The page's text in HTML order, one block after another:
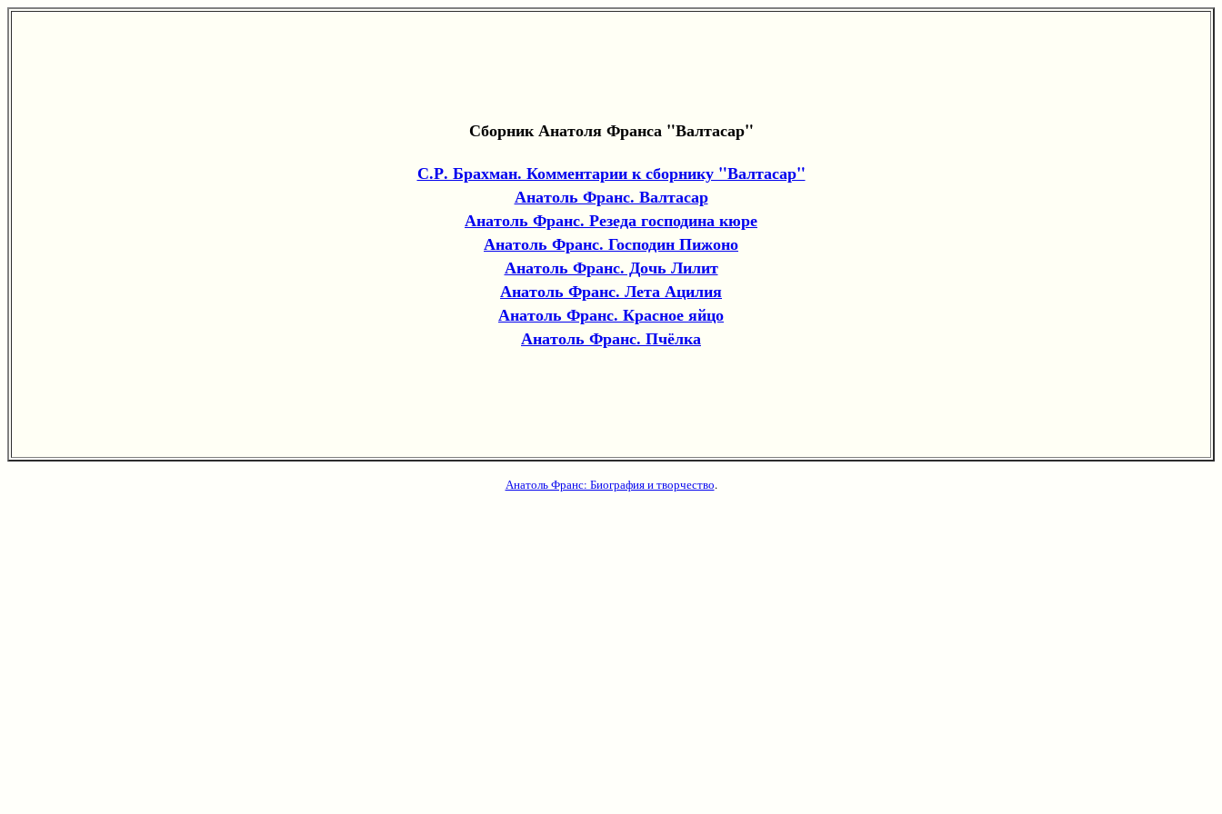
Сборник Анатоля Франса "Валтасар"
С.Р. Брахман. Комментарии к сборнику "Валтасар"
Анатоль Франс. Валтасар
Анатоль Франс. Резеда господина кюре
Анатоль Франс. Господин Пижоно
Анатоль Франс. Дочь Лилит
Анатоль Франс. Лета Ацилия
Анатоль Франс. Красное яйцо
Анатоль Франс. Пчёлка
Анатоль Франс: Биография и творчество.